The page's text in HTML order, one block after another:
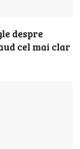
despre
cel mai clar